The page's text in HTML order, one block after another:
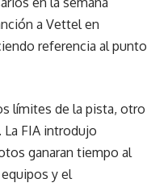
a Vettel en
referencia al punto
límites de la pista, otro
FIA introdujo
ganaran tiempo al
y el